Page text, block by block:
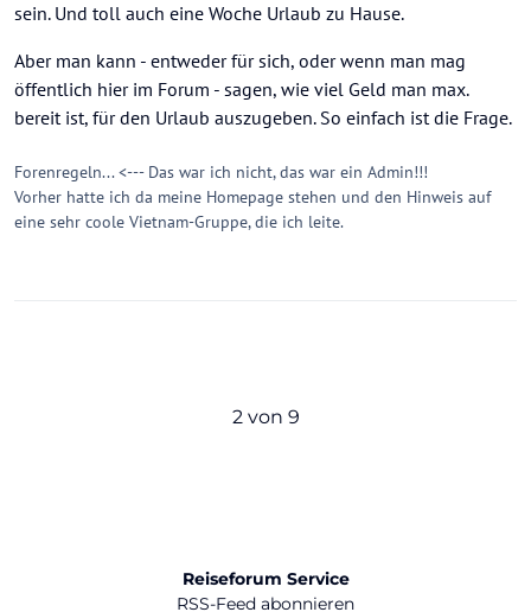
sein. Und toll auch eine Woche Urlaub zu Hause.
Aber man kann - entweder für sich, oder wenn man mag
öffentlich hier im Forum - sagen, wie viel Geld man max.
bereit ist, für den Urlaub auszugeben. So einfach ist die Frage.
Forenregeln... <--- Das war ich nicht, das war ein Admin!!!
Vorher hatte ich da meine Homepage stehen und den Hinweis auf
eine sehr coole Vietnam-Gruppe, die ich leite.
2 von 9
Reiseforum Service
RSS-Feed abonnieren